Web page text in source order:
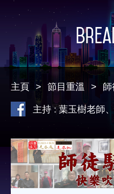
主頁 節目重溫
主持 : 葉玉樹老師